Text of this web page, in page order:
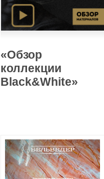
«Обзор
коллекции
Black&White»